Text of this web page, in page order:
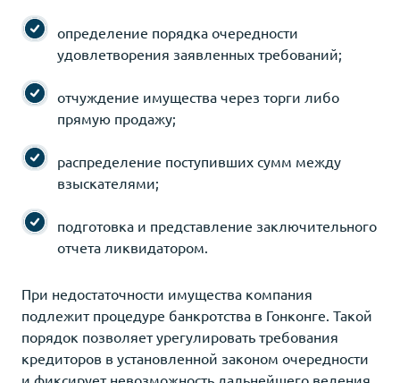
определение порядка очередности
удовлетворения заявленных требований;
отчуждение имущества через торги либо
прямую продажу;
распределение поступивших сумм между
взыскателями;
подготовка и представление заключительного
отчета ликвидатором.
При недостаточности имущества компания
подлежит процедуре банкротства в Гонконге. Такой
порядок позволяет урегулировать требования
кредиторов в установленной законом очередности